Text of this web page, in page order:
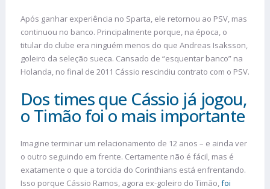
Após ganhar experiência no Sparta, ele retornou ao PSV, mas
continuou no banco. Principalmente porque, na época, o
titular do clube era ninguém menos do que Andreas Isaksson,
goleiro da seleção sueca. Cansado de “esquentar banco” na
Holanda, no final de 2011 Cássio rescindiu contrato com o PSV.
Dos times que Cássio já jogou,
o Timão foi o mais importante
Imagine terminar um relacionamento de 12 anos – e ainda ver
o outro seguindo em frente. Certamente não é fácil, mas é
exatamente o que a torcida do Corinthians está enfrentando.
Isso porque Cássio Ramos, agora ex-goleiro do Timão,foi